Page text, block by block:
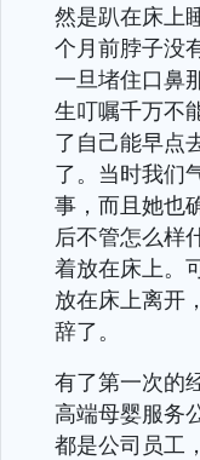
然是趴在床上
个月前脖子没
一旦堵住口鼻
生叮嘱千万不
了自己能早点
了。当时我们
事，而且她也
后不管怎么样
着放在床上。
放在床上离开
辞了。
有了第一次的
高端母婴服务
都是公司员工